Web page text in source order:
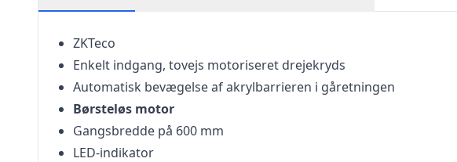
ZKTeco
Enkelt indgang, tovejs motoriseret drejekryds
Automatisk bevægelse af akrylbarrieren i gåretningen
Børsteløs motor
Gangsbredde på 600 mm
LED-indikator